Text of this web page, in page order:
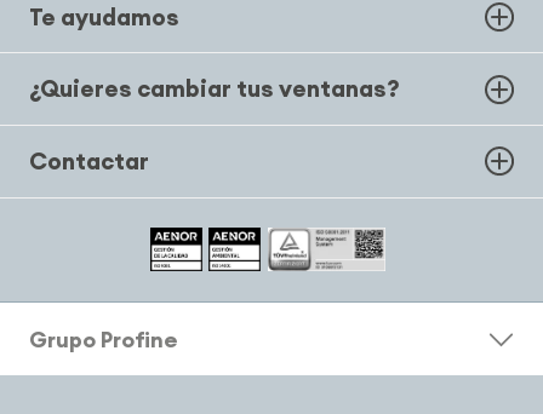
Te ayudamos
¿Quieres cambiar tus ventanas?
Contactar
Grupo Profine